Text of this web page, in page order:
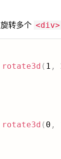
旋转多个 <div>
rotate3d ( 1 ,
rotate3d ( 0 ,